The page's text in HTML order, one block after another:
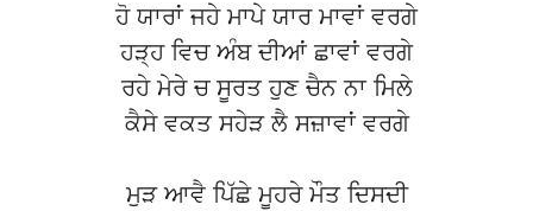
ਹੋ ਯਾਰਾਂ ਜਹੇ ਮਾਪੇ ਯਾਰ ਮਾਵਾਂ ਵਰਗੇ
ਹੜ੍ਹ ਵਿਚ ਅੰਬ ਦੀਆਂ ਛਾਵਾਂ ਵਰਗੇ
ਰਹੇ ਮੇਰੇ ਚ ਸੂਰਤ ਹੁਣ ਚੈਨ ਨਾ ਮਿਲੇ
ਕੈਸੇ ਵਕਤ ਸਹੇੜ ਲੈ ਸਜ਼ਾਵਾਂ ਵਰਗੇ
ਮੁੜ ਆਵੈ ਪਿੱਛੇ ਮੂਹਰੇ ਮੌਤ ਦਿਸਦੀ